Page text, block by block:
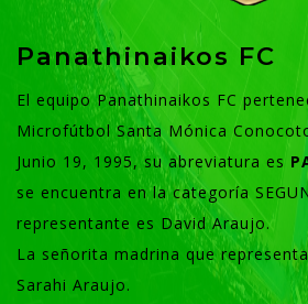
Panathinaikos FC
El equipo Panathinaikos FC
Microfútbol Santa Mónica
Junio 19, 1995, su abreviatura es
se encuentra en la categoría
representante es David Araujo.
La señorita madrina que
Sarahi Araujo.